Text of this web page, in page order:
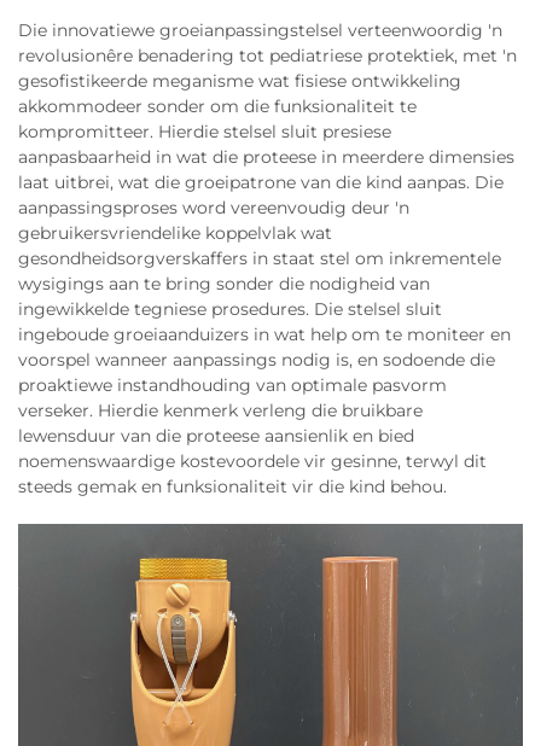
Die innovatiewe groeianpassingstelsel verteenwoordig 'n
revolusionêre benadering tot pediatriese protektiek, met 'n
gesofistikeerde meganisme wat fisiese ontwikkeling
akkommodeer sonder om die funksionaliteit te
kompromitteer. Hierdie stelsel sluit presiese
aanpasbaarheid in wat die proteese in meerdere dimensies
laat uitbrei, wat die groeipatrone van die kind aanpas. Die
aanpassingsproses word vereenvoudig deur 'n
gebruikersvriendelike koppelvlak wat
gesondheidsorgverskaffers in staat stel om inkrementele
wysigings aan te bring sonder die nodigheid van
ingewikkelde tegniese prosedures. Die stelsel sluit
ingeboude groeiaanduizers in wat help om te moniteer en
voorspel wanneer aanpassings nodig is, en sodoende die
proaktiewe instandhouding van optimale pasvorm
verseker. Hierdie kenmerk verleng die bruikbare
lewensduur van die proteese aansienlik en bied
noemenswaardige kostevoordele vir gesinne, terwyl dit
steeds gemak en funksionaliteit vir die kind behou.